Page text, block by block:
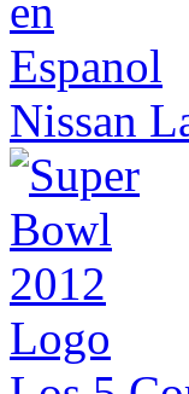
Nissan